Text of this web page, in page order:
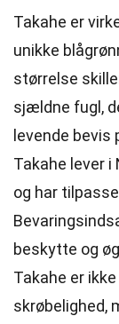
Takahe er
unikke
størrelse
sjældne fugl,
levende
Takahe lever
og har
beskytte og
Takahe er
skrøbelighed,